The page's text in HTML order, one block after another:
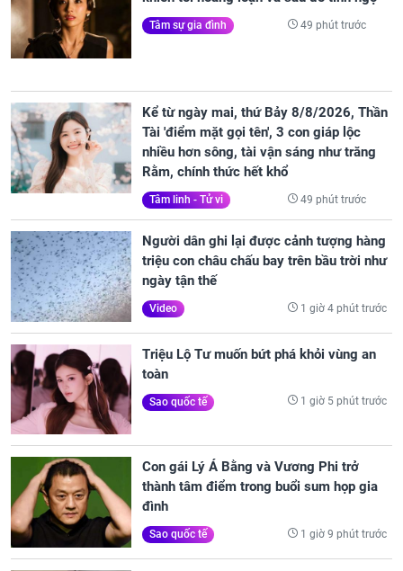
Tâm sự gia đình 49 phút trước
Kể từ ngày mai, thứ Bảy 8/8/2026, Thần
Tài 'điểm mặt gọi tên', 3 con giáp lộc
nhiều hơn sông, tài vận sáng như trăng
Rằm, chính thức hết khổ
Tâm linh - Tử vi 49 phút trước
Người dân ghi lại được cảnh tượng hàng
triệu con châu chấu bay trên bầu trời như
ngày tận thế
Video 1 giờ 4 phút trước
Triệu Lộ Tư muốn bứt phá khỏi vùng an
toàn
Sao quốc tế 1 giờ 5 phút trước
Con gái Lý Á Bằng và Vương Phi trở
thành tâm điểm trong buổi sum họp gia
đình
Sao quốc tế 1 giờ 9 phút trước